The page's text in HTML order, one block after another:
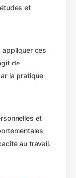
et
ces
de
la pratique
et
au travail.